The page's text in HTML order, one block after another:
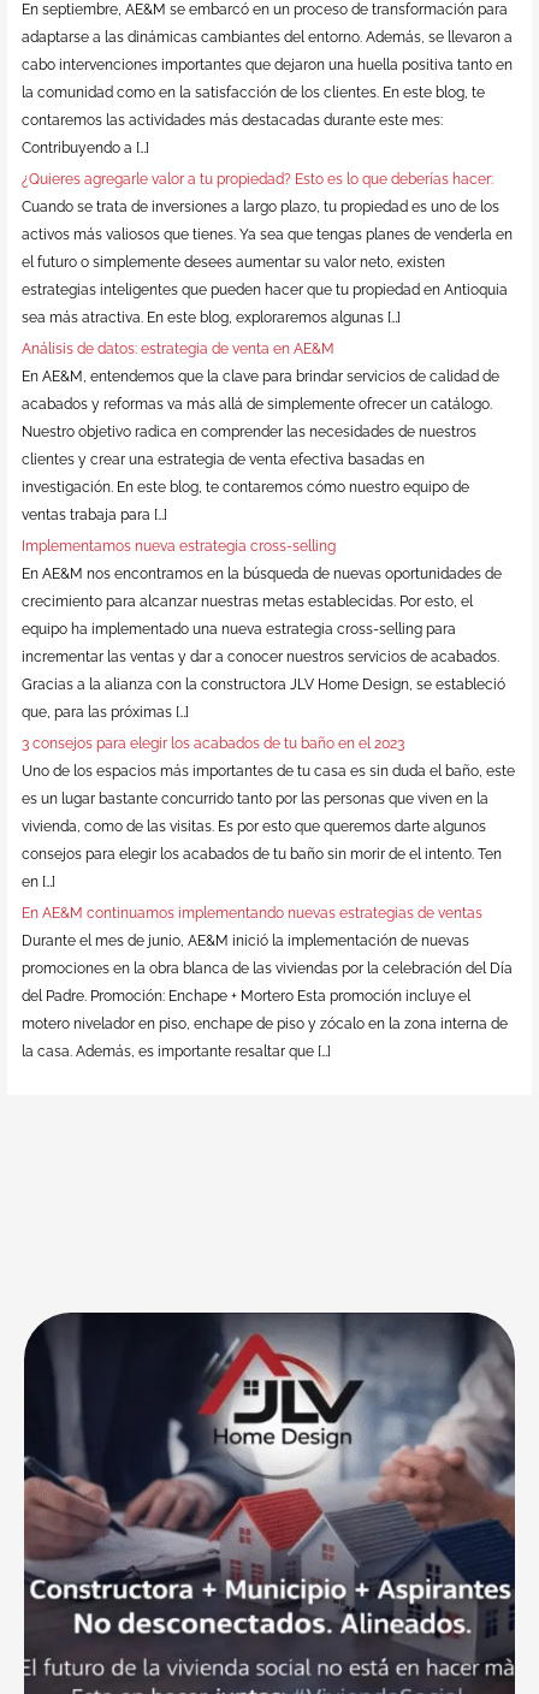
En septiembre, AE&M se embarcó en un proceso de transformación para
adaptarse a las dinámicas cambiantes del entorno. Además, se llevaron a
cabo intervenciones importantes que dejaron una huella positiva tanto en
la comunidad como en la satisfacción de los clientes. En este blog, te
contaremos las actividades más destacadas durante este mes:
Contribuyendo a […]
¿Quieres agregarle valor a tu propiedad? Esto es lo que deberías hacer:
Cuando se trata de inversiones a largo plazo, tu propiedad es uno de los
activos más valiosos que tienes. Ya sea que tengas planes de venderla en
el futuro o simplemente desees aumentar su valor neto, existen
estrategias inteligentes que pueden hacer que tu propiedad en Antioquia
sea más atractiva. En este blog, exploraremos algunas […]
Análisis de datos: estrategia de venta en AE&M
En AE&M, entendemos que la clave para brindar servicios de calidad de
acabados y reformas va más allá de simplemente ofrecer un catálogo.
Nuestro objetivo radica en comprender las necesidades de nuestros
clientes y crear una estrategia de venta efectiva basadas en
investigación. En este blog, te contaremos cómo nuestro equipo de
ventas trabaja para […]
Implementamos nueva estrategia cross-selling
En AE&M nos encontramos en la búsqueda de nuevas oportunidades de
crecimiento para alcanzar nuestras metas establecidas. Por esto, el
equipo ha implementado una nueva estrategia cross-selling para
incrementar las ventas y dar a conocer nuestros servicios de acabados.
Gracias a la alianza con la constructora JLV Home Design, se estableció
que, para las próximas […]
3 consejos para elegir los acabados de tu baño en el 2023
Uno de los espacios más importantes de tu casa es sin duda el baño, este
es un lugar bastante concurrido tanto por las personas que viven en la
vivienda, como de las visitas. Es por esto que queremos darte algunos
consejos para elegir los acabados de tu baño sin morir de el intento. Ten
en […]
En AE&M continuamos implementando nuevas estrategias de ventas
Durante el mes de junio, AE&M inició la implementación de nuevas
promociones en la obra blanca de las viviendas por la celebración del Día
del Padre. Promoción: Enchape + Mortero Esta promoción incluye el
motero nivelador en piso, enchape de piso y zócalo en la zona interna de
la casa. Además, es importante resaltar que […]